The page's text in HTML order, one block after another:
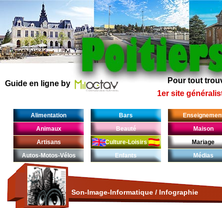
Pour tout
1er site
Guide en ligne by
Alimentation
Animaux
Artisans
Autos-Motos-Vélos
Bars
Beauté
Culture-Loisirs
Enfants
Maison
Mariage
Médias
Son-Image-Informatique / Infographie